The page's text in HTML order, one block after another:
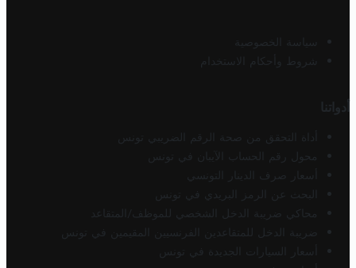
سياسة الخصوصية
شروط وأحكام الاستخدام
أدواتنا
أداة التحقق من صحة الرقم الضريبي تونس
محول رقم الحساب الآيبان في تونس
أسعار صرف الدينار التونسي
البحث عن الرمز البريدي في تونس
محاكي ضريبة الدخل الشخصي للموظف/المتقاعد
ضريبة الدخل للمتقاعدين الفرنسيين المقيمين في تونس
أسعار السيارات الجديدة في تونس